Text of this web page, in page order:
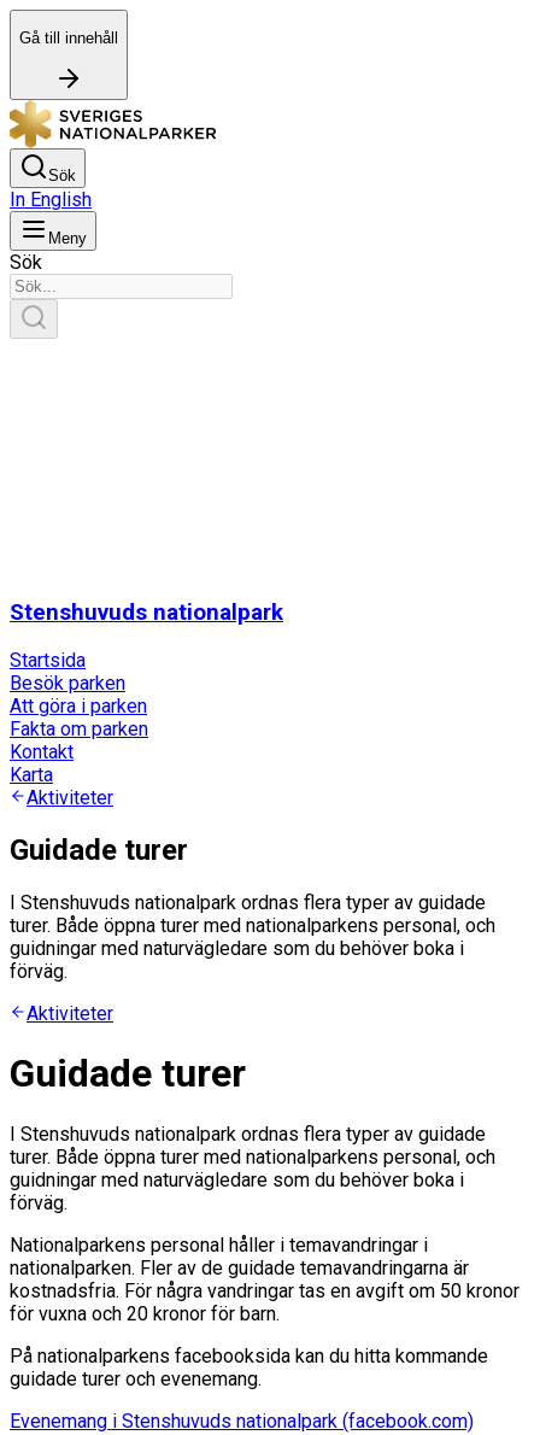
Gå till innehåll
Sök
In English
Meny
Sök
Stenshuvuds nationalpark
Startsida
Besök parken
Att göra i parken
Fakta om parken
Kontakt
Karta
Aktiviteter
Guidade turer
I Stenshuvuds nationalpark ordnas flera typer av guidade
turer. Både öppna turer med nationalparkens personal, och
guidningar med naturvägledare som du behöver boka i
förväg.
Aktiviteter
Guidade turer
I Stenshuvuds nationalpark ordnas flera typer av guidade
turer. Både öppna turer med nationalparkens personal, och
guidningar med naturvägledare som du behöver boka i
förväg.
Nationalparkens personal håller i temavandringar i
nationalparken. Fler av de guidade temavandringarna är
kostnadsfria. För några vandringar tas en avgift om 50 kronor
för vuxna och 20 kronor för barn.
På nationalparkens facebooksida kan du hitta kommande
guidade turer och evenemang.
Evenemang i Stenshuvuds nationalpark (facebook.com)